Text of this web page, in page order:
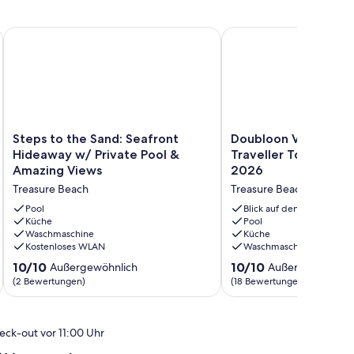
Treasure Beach
Steps
to
the
Sand:
Seafront
Hideaway
w/
Private
Pool
&
Amazing
Views
Steps to the Sand: Seafront
Hideaway w/ Private Pool &
Amazing Views
Treasure Beach
Pool
Küche
Waschmaschine
Kostenloses WLAN
10.0
von
10,
Bewertungen)
10/10 Außergewöhnlich
(2 Bewertungen)
Steps to the Sand: Seafront Hideaway w/ Private Pool &
Doubloon
Villa
-
Conde
Nast
Traveller
Top
11
Jamaican
Villa
2026
Treasure
Doubloon Villa -
Traveller Top 11
2026
Treasure Beach
Blick auf den Ozean
Pool
Küche
Waschmaschine
10.0
von
10,
10/10
(18 Bewertungen)
Doubloon Villa -
out vor 11:00 Uhr